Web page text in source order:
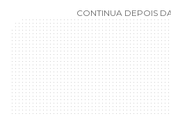
CONTINUA DEPOIS